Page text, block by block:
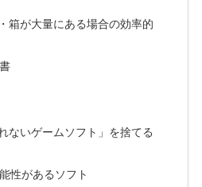
箱が大量にある場合の効率的
ないゲームソフト」を捨てる
性があるソフト